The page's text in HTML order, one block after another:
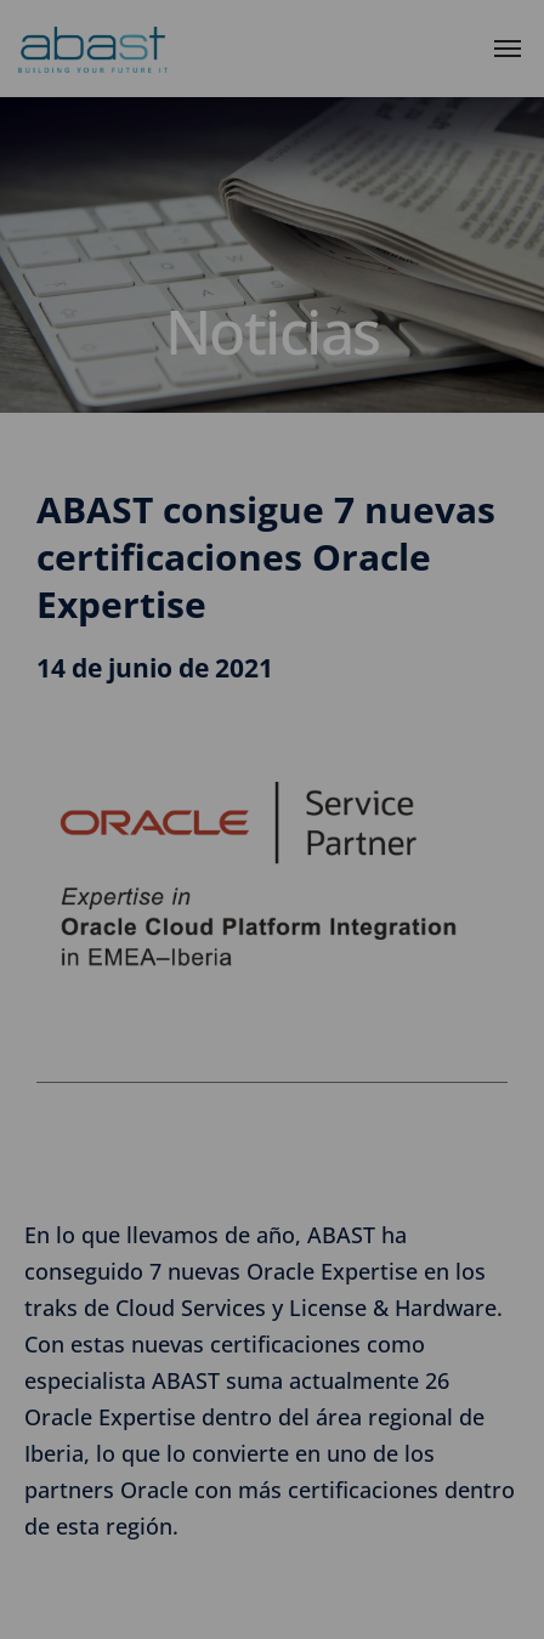
Noticias
ABAST consigue 7 nuevas
certificaciones Oracle
Expertise
14 de junio de 2021
En lo que llevamos de año, ABAST ha
conseguido 7 nuevas Oracle Expertise en los
traks de Cloud Services y License & Hardware.
Con estas nuevas certificaciones como
especialista ABAST suma actualmente 26
Oracle Expertise dentro del área regional de
Iberia, lo que lo convierte en uno de los
partners Oracle con más certificaciones dentro
de esta región.